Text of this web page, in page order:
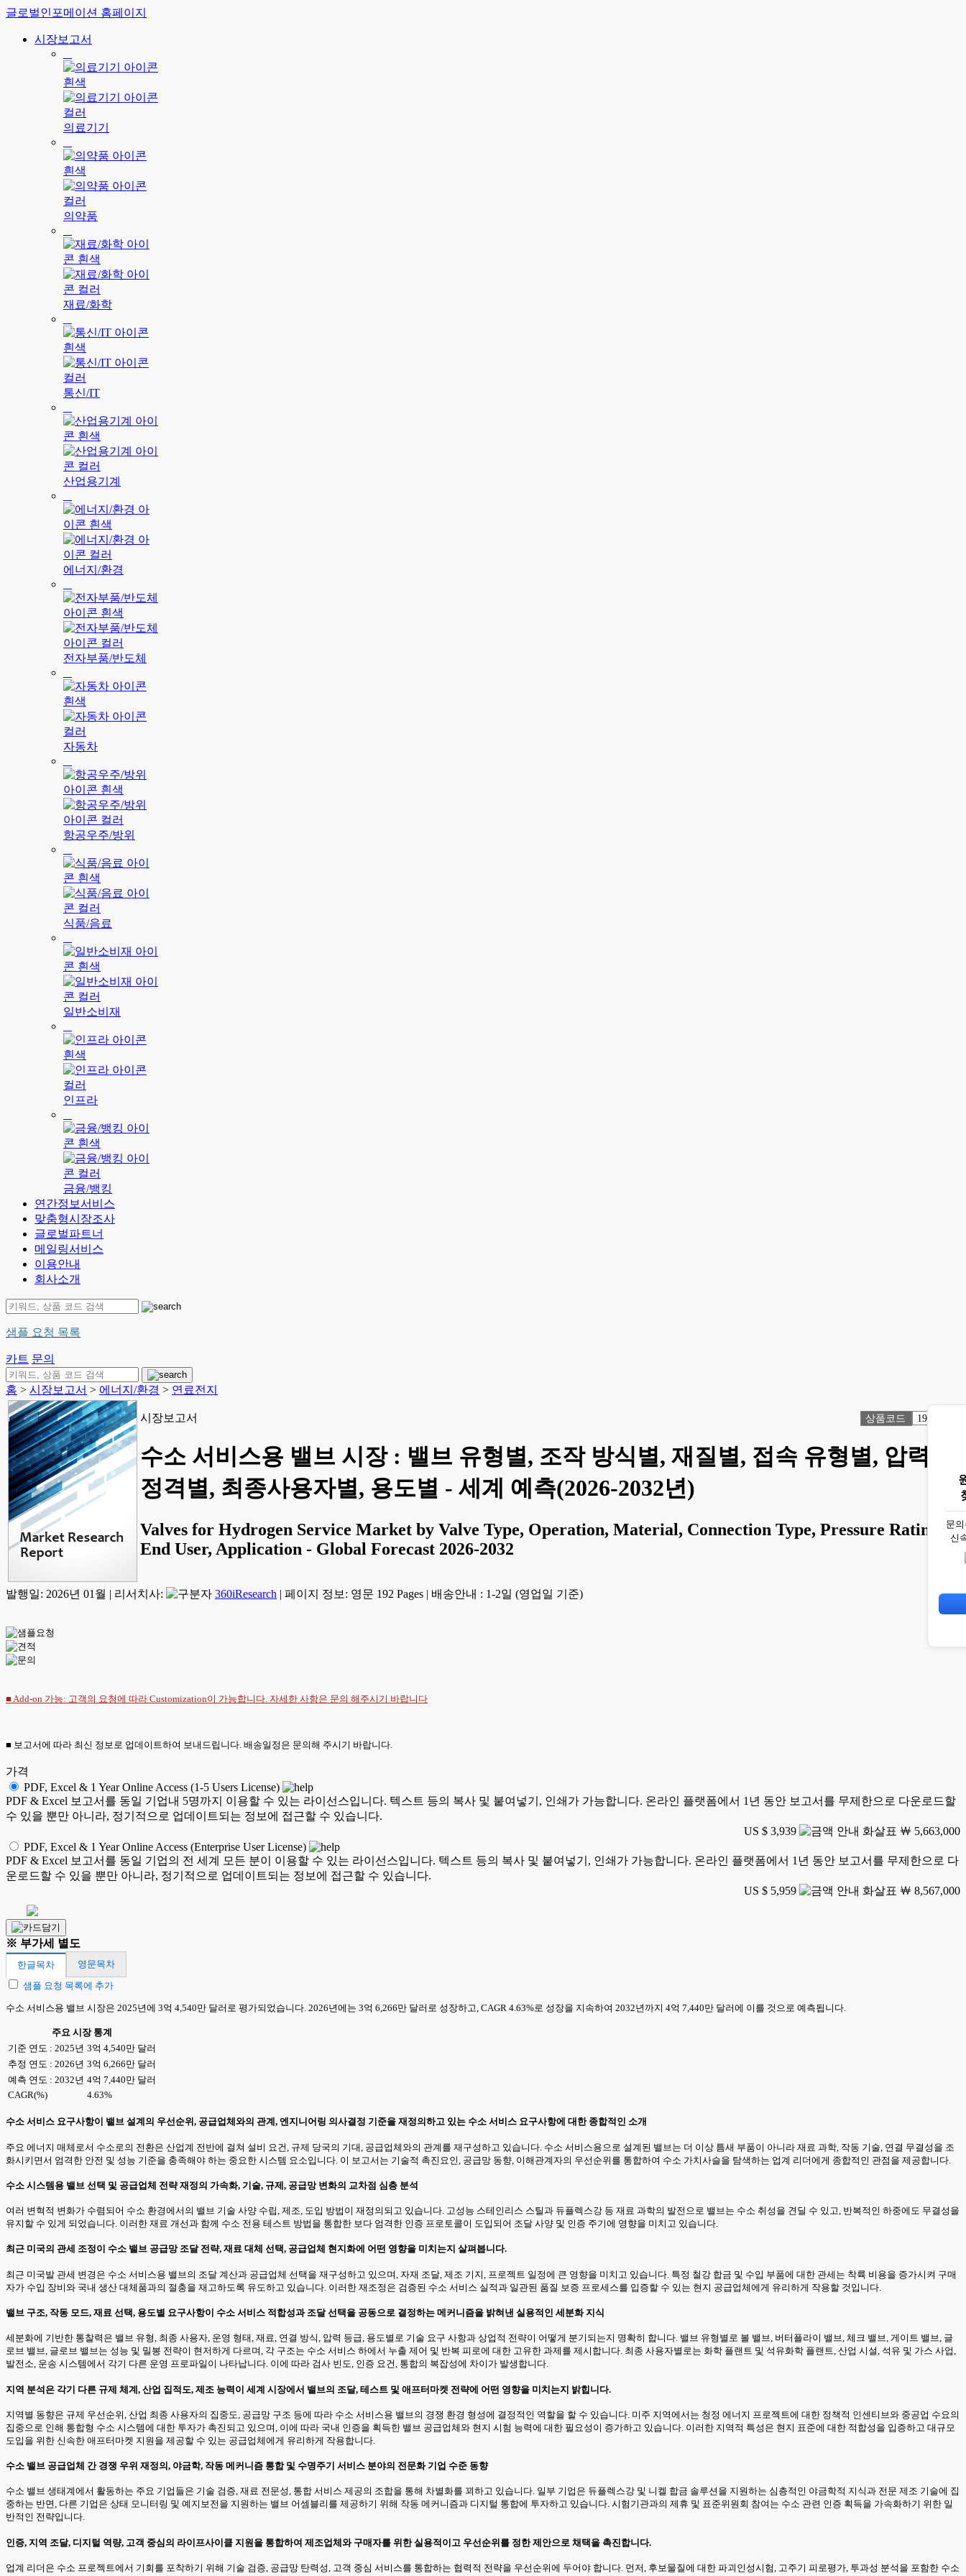
글로벌인포메이션 홈페이지
시장보고서
의료기기
의약품
재료/화학
통신/IT
산업용기계
에너지/환경
전자부품/반도체
자동차
항공우주/방위
식품/음료
일반소비재
인프라
금융/뱅킹
연간정보서비스
맞춤형시장조사
글로벌파트너
메일링서비스
이용안내
회사소개
샘플 요청 목록
카트 문의
홈 > 시장보고서 > 에너지/환경 > 연료전지
시장보고서 상품코드 1914261
수소 서비스용 밸브 시장 : 밸브 유형별, 조작 방식별, 재질별, 접속 유형별, 압력
정격별, 최종사용자별, 용도별 - 세계 예측(2026-2032년)
Valves for Hydrogen Service Market by Valve Type, Operation, Material, Connection Type, Pressure Rating,
End User, Application - Global Forecast 2026-2032
발행일: 2026년 01월 | 리서치사: 360iResearch | 페이지 정보: 영문 192 Pages | 배송안내 : 1-2일 (영업일 기준)
■ Add-on 가능: 고객의 요청에 따라 Customization이 가능합니다. 자세한 사항은 문의 해주시기 바랍니다
■ 보고서에 따라 최신 정보로 업데이트하여 보내드립니다. 배송일정은 문의해 주시기 바랍니다.
가격
PDF, Excel & 1 Year Online Access (1-5 Users License)
PDF & Excel 보고서를 동일 기업내 5명까지 이용할 수 있는 라이선스입니다. 텍스트 등의 복사 및 붙여넣기, 인쇄가 가능합니다. 온라인 플랫폼에서 1년 동안 보고서를 무제한으로 다운로드할
수 있을 뿐만 아니라, 정기적으로 업데이트되는 정보에 접근할 수 있습니다.
US $ 3,939
￦ 5,663,000
PDF, Excel & 1 Year Online Access (Enterprise User License)
PDF & Excel 보고서를 동일 기업의 전 세계 모든 분이 이용할 수 있는 라이선스입니다. 텍스트 등의 복사 및 붙여넣기, 인쇄가 가능합니다. 온라인 플랫폼에서 1년 동안 보고서를 무제한으로 다
운로드할 수 있을 뿐만 아니라, 정기적으로 업데이트되는 정보에 접근할 수 있습니다.
US $ 5,959
￦ 8,567,000
※ 부가세 별도
한글목차
영문목차
샘플 요청 목록에 추가
수소 서비스용 밸브 시장은 2025년에 3억 4,540만 달러로 평가되었습니다. 2026년에는 3억 6,266만 달러로 성장하고, CAGR 4.63%로 성장을 지속하여 2032년까지 4억 7,440만 달러에 이를 것으로 예측됩니다.
주요 시장 통계
기준 연도 : 2025년 3억 4,540만 달러
추정 연도 : 2026년 3억 6,266만 달러
예측 연도 : 2032년 4억 7,440만 달러
CAGR(%)
4.63%
수소 서비스 요구사항이 밸브 설계의 우선순위, 공급업체와의 관계, 엔지니어링 의사결정 기준을 재정의하고 있는 수소 서비스 요구사항에 대한 종합적인 소개
주요 에너지 매체로서 수소로의 전환은 산업계 전반에 걸쳐 설비 요건, 규제 당국의 기대, 공급업체와의 관계를 재구성하고 있습니다. 수소 서비스용으로 설계된 밸브는 더 이상 틈새 부품이 아니라 재료 과학, 작동 기술, 연결 무결성을 조
화시키면서 엄격한 안전 및 성능 기준을 충족해야 하는 중요한 시스템 요소입니다. 이 보고서는 기술적 촉진요인, 공급망 동향, 이해관계자의 우선순위를 통합하여 수소 가치사슬을 탐색하는 업계 리더에게 종합적인 관점을 제공합니다.
수소 시스템용 밸브 선택 및 공급업체 전략 재정의 가속화, 기술, 규제, 공급망 변화의 교차점 심층 분석
여러 변혁적 변화가 수렴되어 수소 환경에서의 밸브 기술 사양 수립, 제조, 도입 방법이 재정의되고 있습니다. 고성능 스테인리스 스틸과 듀플렉스강 등 재료 과학의 발전으로 밸브는 수소 취성을 견딜 수 있고, 반복적인 하중에도 무결성을
유지할 수 있게 되었습니다. 이러한 재료 개선과 함께 수소 전용 테스트 방법을 통합한 보다 엄격한 인증 프로토콜이 도입되어 조달 사양 및 인증 주기에 영향을 미치고 있습니다.
최근 미국의 관세 조정이 수소 밸브 공급망 조달 전략, 재료 대체 선택, 공급업체 현지화에 어떤 영향을 미치는지 살펴봅니다.
최근 미국발 관세 변경은 수소 서비스용 밸브의 조달 계산과 공급업체 선택을 재구성하고 있으며, 자재 조달, 제조 기지, 프로젝트 일정에 큰 영향을 미치고 있습니다. 특정 철강 합금 및 수입 부품에 대한 관세는 착륙 비용을 증가시켜 구매
자가 수입 장비와 국내 생산 대체품과의 절충을 재고하도록 유도하고 있습니다. 이러한 재조정은 검증된 수소 서비스 실적과 일관된 품질 보증 프로세스를 입증할 수 있는 현지 공급업체에게 유리하게 작용할 것입니다.
밸브 구조, 작동 모드, 재료 선택, 용도별 요구사항이 수소 서비스 적합성과 조달 선택을 공동으로 결정하는 메커니즘을 밝혀낸 실용적인 세분화 지식
세분화에 기반한 통찰력은 밸브 유형, 최종 사용자, 운영 형태, 재료, 연결 방식, 압력 등급, 용도별로 기술 요구 사항과 상업적 전략이 어떻게 분기되는지 명확히 합니다. 밸브 유형별로 볼 밸브, 버터플라이 밸브, 체크 밸브, 게이트 밸브, 글
로브 밸브, 글로브 밸브는 성능 및 밀봉 전략이 현저하게 다르며, 각 구조는 수소 서비스 하에서 누출 제어 및 반복 피로에 대한 고유한 과제를 제시합니다. 최종 사용자별로는 화학 플랜트 및 석유화학 플랜트, 산업 시설, 석유 및 가스 사업,
발전소, 운송 시스템에서 각기 다른 운영 프로파일이 나타납니다. 이에 따라 검사 빈도, 인증 요건, 통합의 복잡성에 차이가 발생합니다.
지역 분석은 각기 다른 규제 체계, 산업 집적도, 제조 능력이 세계 시장에서 밸브의 조달, 테스트 및 애프터마켓 전략에 어떤 영향을 미치는지 밝힙니다.
지역별 동향은 규제 우선순위, 산업 최종 사용자의 집중도, 공급망 구조 등에 따라 수소 서비스용 밸브의 경쟁 환경 형성에 결정적인 역할을 할 수 있습니다. 미주 지역에서는 청정 에너지 프로젝트에 대한 정책적 인센티브와 중공업 수요의
집중으로 인해 통합형 수소 시스템에 대한 투자가 촉진되고 있으며, 이에 따라 국내 인증을 획득한 밸브 공급업체와 현지 시험 능력에 대한 필요성이 증가하고 있습니다. 이러한 지역적 특성은 현지 표준에 대한 적합성을 입증하고 대규모
도입을 위한 신속한 애프터마켓 지원을 제공할 수 있는 공급업체에게 유리하게 작용합니다.
수소 밸브 공급업체 간 경쟁 우위 재정의, 야금학, 작동 메커니즘 통합 및 수명주기 서비스 분야의 전문화 기업 수준 동향
수소 밸브 생태계에서 활동하는 주요 기업들은 기술 검증, 재료 전문성, 통합 서비스 제공의 조합을 통해 차별화를 꾀하고 있습니다. 일부 기업은 듀플렉스강 및 니켈 합금 솔루션을 지원하는 심층적인 야금학적 지식과 전문 제조 기술에 집
중하는 반면, 다른 기업은 상태 모니터링 및 예지보전을 지원하는 밸브 어셈블리를 제공하기 위해 작동 메커니즘과 디지털 통합에 투자하고 있습니다. 시험기관과의 제휴 및 표준위원회 참여는 수소 관련 인증 획득을 가속화하기 위한 일
반적인 전략입니다.
인증, 지역 조달, 디지털 역량, 고객 중심의 라이프사이클 지원을 통합하여 제조업체와 구매자를 위한 실용적이고 우선순위를 정한 제안으로 채택을 촉진합니다.
업계 리더은 수소 프로젝트에서 기회를 포착하기 위해 기술 검증, 공급망 탄력성, 고객 중심 서비스를 통합하는 협력적 전략을 우선순위에 두어야 합니다. 먼저, 후보물질에 대한 파괴인성시험, 고주기 피로평가, 투과성 분석을 포함한 수소
문
신